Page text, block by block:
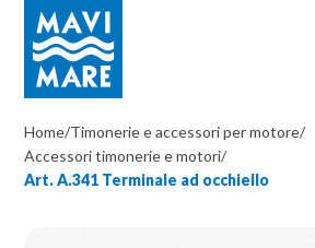
Home/Timonerie e accessori per motore/
Accessori timonerie e motori/
Art. A.341 Terminale ad occhiello